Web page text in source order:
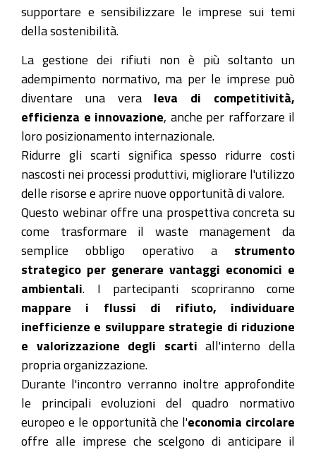
Economia
circolare:
gestione
dei
rifiuti
come
leva
strategica
d'impresa
04-
2026-
04-
15T16:30:00+02:00
15
aprile
2026,
14:30-
16:30
supportare e sensibilizzare le imprese sui temi
della sostenibilità.
La gestione dei rifiuti non è più soltanto un
adempimento normativo, ma per le imprese può
diventare una vera leva di competitività,
efficienza e innovazione , anche per rafforzare il
loro posizionamento internazionale.
Ridurre gli scarti significa spesso ridurre costi
nascosti nei processi produttivi, migliorare l'utilizzo
delle risorse e aprire nuove opportunità di valore.
Questo webinar offre una prospettiva concreta su
come trasformare il waste management da
semplice obbligo operativo a strumento
strategico per generare vantaggi economici e
ambientali . I partecipanti scopriranno come
mappare i flussi di rifiuto, individuare
inefficienze e sviluppare strategie di riduzione
e valorizzazione degli scarti all'interno della
propria organizzazione.
Durante l'incontro verranno inoltre approfondite
le principali evoluzioni del quadro normativo
europeo e le opportunità che l'economia circolare
offre alle imprese che scelgono di anticipare il